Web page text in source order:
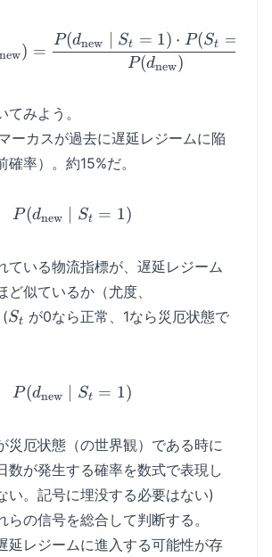
P(S_t = 1 \mid
new) =
P(dnew)
P(dnew St = 1) ⋅ P(St =
てみよう。
マーカスが過去に遅延レジームに陥
確率）。約15%だ。
P(d_{\text{new}} \mid
P (dnew St = 1)
ている物流指標が、遅延レジーム
ど似ているか（尤度、
S_t
St が0なら正常、1なら災厄状態で
P(d_{\text{new}} \mid
P (dnew St = 1)
災厄状態（の世界観）である時に
数が発生する確率を数式で表現し
い。記号に埋没する必要はない)
らの信号を総合して判断する。
延レジームに進入する可能性が存